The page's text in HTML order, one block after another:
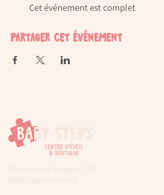
Cet événement est complet
Partager cet événement